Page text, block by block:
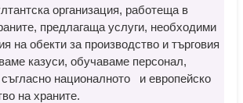
организация, работеща в
предлагаща услуги, необходими
на обекти за производство и търговия
казуси, обучаваме персонал,
националното и европейско
на храните.